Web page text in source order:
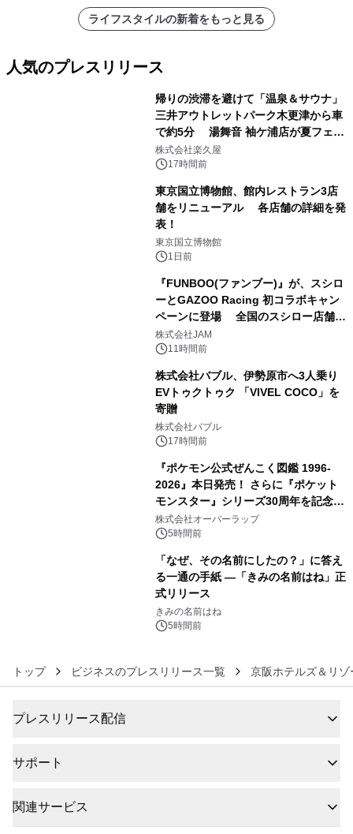
ライフスタイルの新着をもっと見る
人気のプレスリリース
帰りの渋滞を避けて「温泉＆サウナ」
三井アウトレットパーク木更津から車
で約5分 湯舞音 袖ケ浦店が夏フェア
メニューを提供
株式会社楽久屋
17時間前
東京国立博物館、館内レストラン3店
舗をリニューアル 各店舗の詳細を発
表！
東京国立博物館
1日前
『FUNBOO(ファンブー)』が、スシロ
ーとGAZOO Racing 初コラボキャン
ペーンに登場 全国のスシロー店舗で
GR 4車種の FUNBOO(ミニカー)付き
メニューが展開されます
株式会社JAM
11時間前
株式会社バブル、伊勢原市へ3人乗り
EVトゥクトゥク 「VIVEL COCO」を
寄贈
株式会社バブル
17時間前
『ポケモン公式ぜんこく図鑑 1996-
2026』本日発売！ さらに『ポケット
モンスター』シリーズ30周年を記念し
た画集『ポケットモンスター ビジュア
ルアートブック』の発売決定！ 2026
株式会社オーバーラップ
5時間前
「なぜ、その名前にしたの？」に答え
る一通の手紙 ―「きみの名前はね」正
式リリース
きみの名前はね
5時間前
トップ ビジネスのプレスリリース一覧 京阪ホテルズ＆リ
プレスリリース配信
サポート
関連サービス